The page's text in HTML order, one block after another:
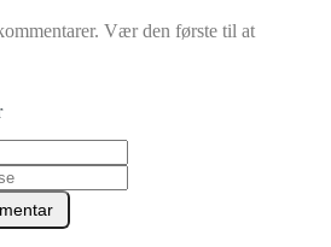
Vær den første til at